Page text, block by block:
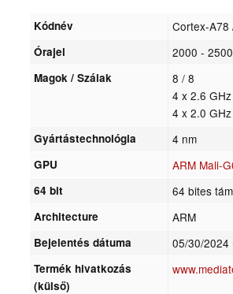
Kódnév Cortex-A78
Órajel 2000 -
Magok / Szálak
8 / 8
4 x 2.6
4 x 2.0
Gyártástechnológia 4 nm
GPU ARM Mali-
64 bit 64 bites
Architecture ARM
Bejelentés dátuma 05/30/2024
Termék hivatkozás
(külső)